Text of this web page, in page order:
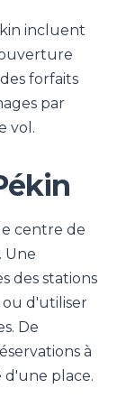
incluent
forfaits
par
vol.
centre de
Une
des stations
d'utiliser
De
à
d'une place.